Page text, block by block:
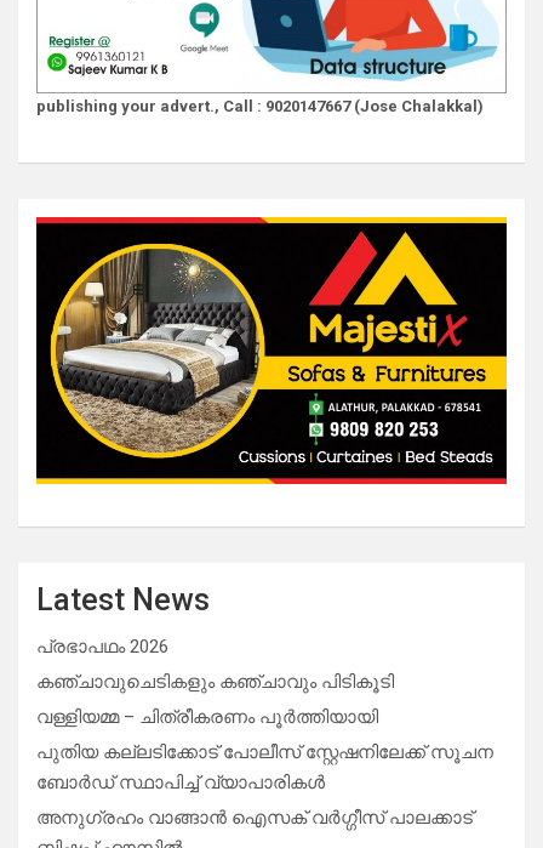
publishing your advert., Call : 9020147667 (Jose Chalakkal)
Latest News
പ്രഭാപഥം 2026
കഞ്ചാവുചെടികളും കഞ്ചാവും പിടികൂടി
വള്ളിയമ്മ – ചിത്രീകരണം പൂർത്തിയായി
പുതിയ കല്ലടിക്കോട് പോലീസ് സ്റ്റേഷനിലേക്ക് സൂചന
ബോർഡ് സ്ഥാപിച്ച് വ്യാപാരികൾ
അനുഗ്രഹം വാങ്ങാൻ ഐസക് വര്‍ഗ്ഗീസ് പാലക്കാട്